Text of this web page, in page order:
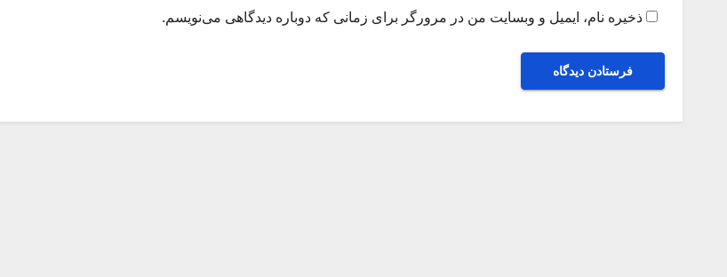
ذخیره نام، ایمیل و وبسایت من در مرورگر برای زمانی که دوباره دیدگاهی می‌نویسم.